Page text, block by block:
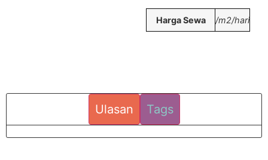
Harga Sewa /m2/hari
Ulasan Tags